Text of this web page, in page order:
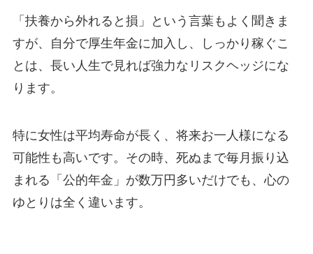
「扶養から外れると損」という言葉もよく聞きま
すが、自分で厚生年金に加入し、しっかり稼ぐこ
とは、長い人生で見れば強力なリスクヘッジにな
ります。
特に女性は平均寿命が長く、将来お一人様になる
可能性も高いです。その時、死ぬまで毎月振り込
まれる「公的年金」が数万円多いだけでも、心の
ゆとりは全く違います。